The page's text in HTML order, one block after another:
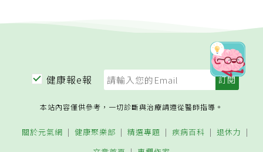
健康報e報
本站內容僅供參考，一切診斷與治療請遵從醫師指導。
關於元氣網 健康聚樂部 精選專題 疾病百科
退休力